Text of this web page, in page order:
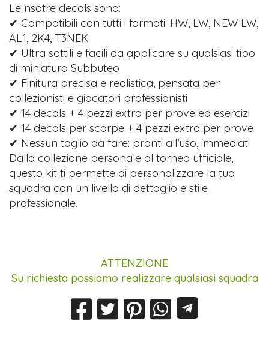
Le nsotre decals sono:
✔ Compatibili con tutti i formati: HW, LW, NEW LW,
AL1, 2K4, T3NEK
✔ Ultra sottili e facili da applicare su qualsiasi tipo
di miniatura Subbuteo
✔ Finitura precisa e realistica, pensata per
collezionisti e giocatori professionisti
✔ 14 decals + 4 pezzi extra per prove ed esercizi
✔ 14 decals per scarpe + 4 pezzi extra per prove
✔ Nessun taglio da fare: pronti all’uso, immediati
Dalla collezione personale al torneo ufficiale,
questo kit ti permette di personalizzare la tua
squadra con un livello di dettaglio e stile
professionale.
ATTENZIONE
Su richiesta possiamo realizzare qualsiasi squadra